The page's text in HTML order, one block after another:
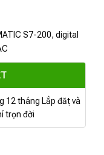
VNĐ.S7-200, digital
12 tháng Lắp đặt và
trọn đời